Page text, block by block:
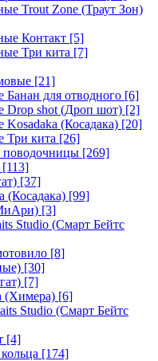
Trout Zone (Траут Зон)
Контакт [5]
Три кита [7]
[21]
Банан для отводного [6]
Drop shot (Дроп шот) [2]
Kosadaka (Косадака) [20]
Три кита [26]
поводочницы [269]
[113]
[37]
(Косадака) [99]
[3]
Studio (Смарт Бейтс
[8]
[30]
[7]
(Химера) [6]
Studio (Смарт Бейтс
[4]
[174]